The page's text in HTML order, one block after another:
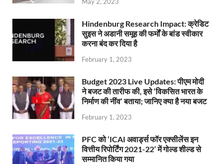
Hindenburg Research Impact: क्रेडिट
सुइस ने अडानी समूह की फर्मों के बांड स्वीकार
करना बंद कर दिया है
February 1, 2023
Budget 2023 Live Updates: पीएम मोदी
ने बजट की तारीफ की, इसे ‘विकसित भारत के
निर्माण की नींव’ बताया; जानिए क्या है नया बजट
February 1, 2023
PFC को ‘ICAI अवार्ड्स फॉर एक्सीलेंस इन
वित्तीय रिपोर्टिंग 2021-22’ में गोल्ड शील्ड से
सम्मानित किया गया